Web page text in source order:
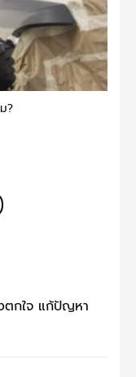
?
ตกใจ แก้ปัญหา